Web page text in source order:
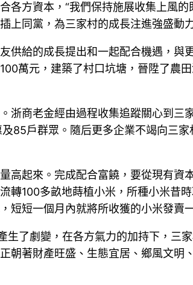
各方資本，“我們保持施展收集上風
上同黨，為三家村的成長注進強盛動
供給的成長提出和一起配合機遇，
萬元，建築了村口坑塘，晉陞了農
浙商老金經由過程收集追蹤關心到
85戶群眾。隨后更多企業不竭向三
高起來。完成配合富饒，要從現有資
轉100多畝地蒔植小米，所種小米昔
短短一個月內就將所收獲的小米發賣
了劇變，在各方氣力的加持下，三
朝著財產旺盛、生態宜居、鄉風文明